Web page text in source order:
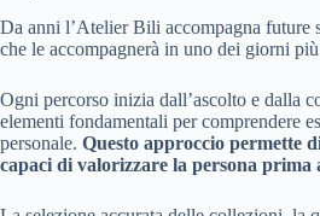
Da anni l’Atelier Bili accompagna future
che le accompagnerà in uno dei giorni
Ogni percorso inizia dall’ascolto e dalla
elementi fondamentali per comprendere
personale. Questo approccio permette
capaci di valorizzare la persona prima